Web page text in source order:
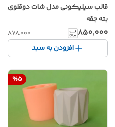
قالب سیلیکونی مدل شات دوقلوی
بته جقه
۸۵۰٬۰۰۰ ۸۷۸٬۰۰۰
افزودن به سبد
%5